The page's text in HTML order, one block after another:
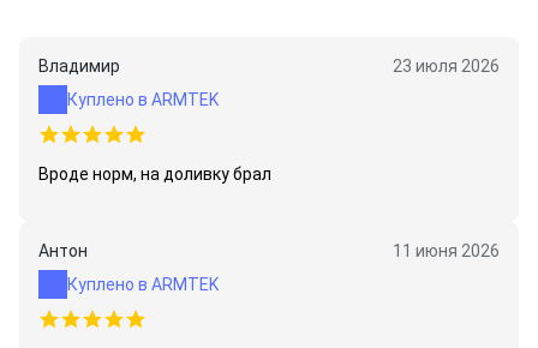
Владимир
23 июля 2026
Куплено в ARMTEK
Вроде норм, на доливку брал
Антон
11 июня 2026
Куплено в ARMTEK